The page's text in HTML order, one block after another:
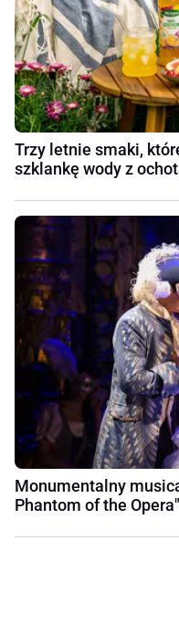
Trzy letnie smaki,
szklankę wody z
Monumentalny
Phantom of the